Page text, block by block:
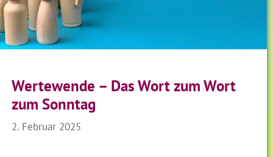
Wertewende – Das Wort zum Wort
zum Sonntag
2. Februar 2025